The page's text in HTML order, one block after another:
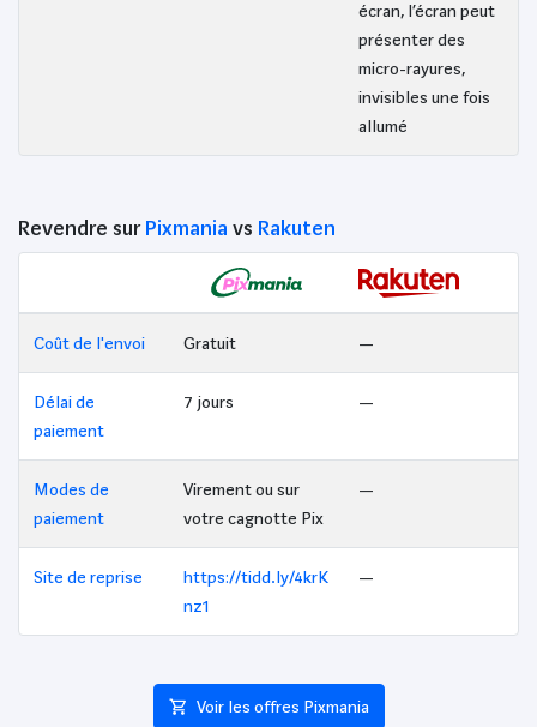
écran, l’écran peut
présenter des
micro-rayures,
invisibles une fois
allumé
Revendre surPixmania vs Rakuten
Coût de l'envoi Gratuit —
Délai de
paiement
7 jours —
Modes de
paiement
Virement ou sur
votre cagnotte Pix
—
Site de reprise
https://tidd.ly/4krK
nz1
—
Voir les offres Pixmania